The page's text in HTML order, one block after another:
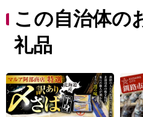
いものが豊富なことも釧路の
高気温が20℃前後と涼しく快
在にも適しています。
この自治体の
礼品